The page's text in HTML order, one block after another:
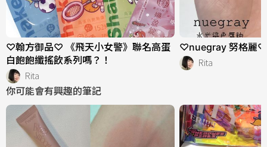
♡翰方御品♡ 《飛天小女警》聯名高蛋
白飽飽纖搖飲系列嗎？！
Rita
♡nuegray 努格麗♡
Rita
你可能會有興趣的筆記